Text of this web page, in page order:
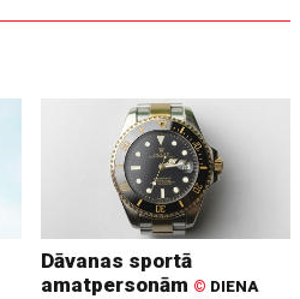
Dāvanas sportā
amatpersonām © DIENA